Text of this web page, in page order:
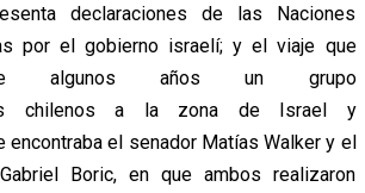
declaraciones de las Naciones
por el gobierno israelí; y el viaje que
algunos años un grupo
chilenos a la zona de Israel y
encontraba el senador Matías Walker y el
Boric, en que ambos realizaron